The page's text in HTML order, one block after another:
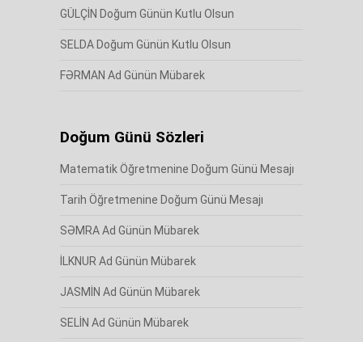
GÜLÇİN Doğum Günün Kutlu Olsun
SELDA Doğum Günün Kutlu Olsun
FƏRMAN Ad Günün Mübarek
Doğum Günü Sözleri
Matematik Öğretmenine Doğum Günü Mesajı
Tarih Öğretmenine Doğum Günü Mesajı
SƏMRA Ad Günün Mübarek
İLKNUR Ad Günün Mübarek
JASMİN Ad Günün Mübarek
SELİN Ad Günün Mübarek